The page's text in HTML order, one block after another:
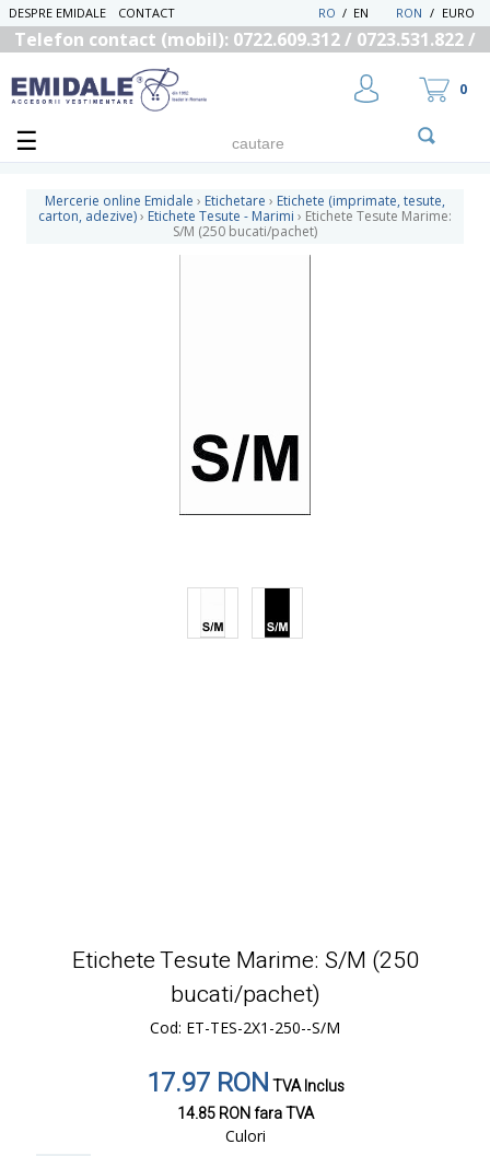
DESPRE EMIDALE CONTACT RON / EURO
EN
/
RO
Telefon contact (mobil): 0722.609.312 / 0723.531.822 /
UTILIZATOR NOU
0
Mercerie online Emidale › Etichetare › Etichete (imprimate, tesute,
carton, adezive)› Etichete Tesute - Marimi › Etichete Tesute Marime:
S/M (250 bucati/pachet)
Etichete Tesute Marime: S/M (250
bucati/pachet)
Cod: ET-TES-2X1-250--S/M
17.97 RONTVA Inclus
14.85 RONfara TVA
Culori